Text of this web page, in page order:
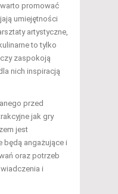
promować
umiejętności
artystyczne,
to tylko
zaspokoją
nich inspiracją
przed
jak gry
jest
będą angażujące i
oraz potrzeb
i